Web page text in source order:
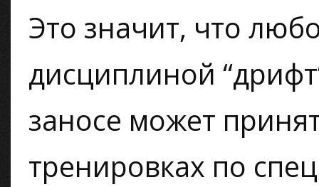
Это значит, что
дисциплиной
заносе может
тренировках по